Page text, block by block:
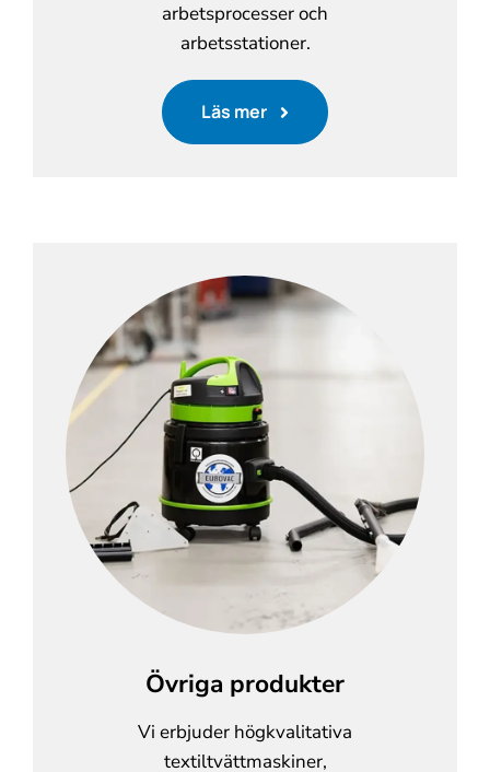
arbetsprocesser och
arbetsstationer.
Läs mer
Övriga produkter
Vi erbjuder högkvalitativa
textiltvättmaskiner,